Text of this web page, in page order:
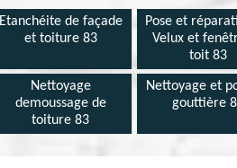
Etanchéite de façade
et toiture 83
Pose et
Velux et
toit 83
Nettoyage
demoussage de
toiture 83
Nettoyage et
gouttière